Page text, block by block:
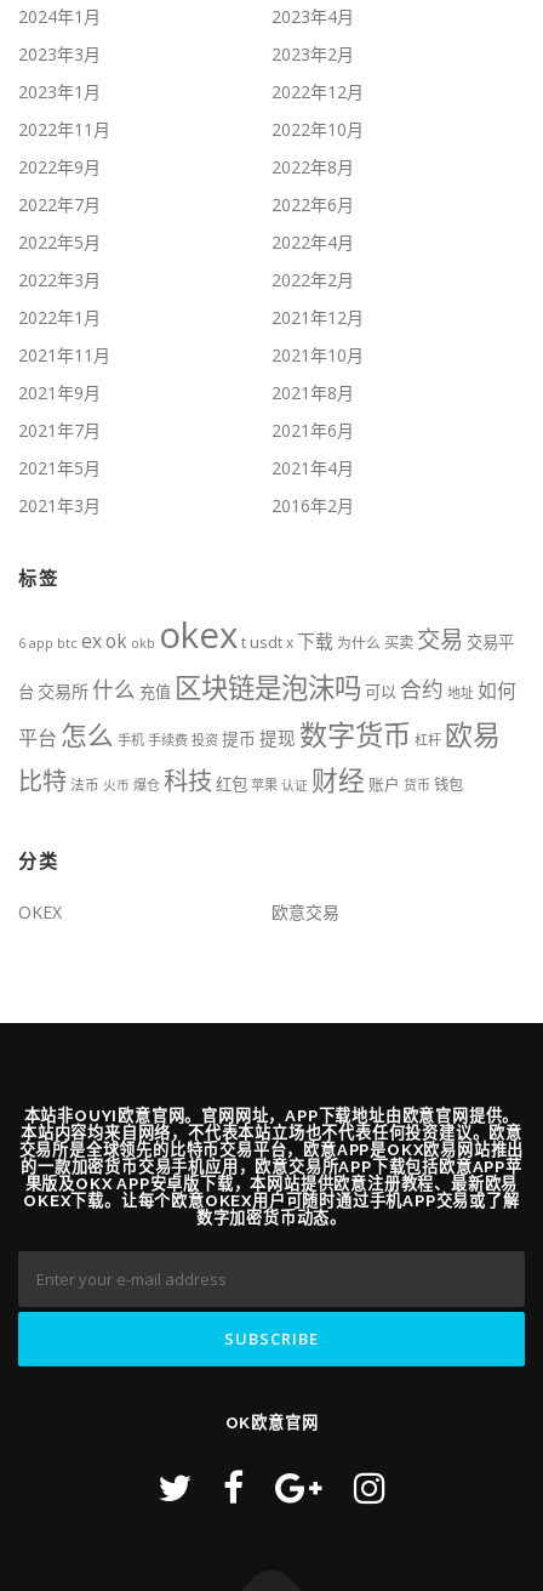
2024年1月
2023年4月
2023年3月
2023年2月
2023年1月
2022年12月
2022年11月
2022年10月
2022年9月
2022年8月
2022年7月
2022年6月
2022年5月
2022年4月
2022年3月
2022年2月
2022年1月
2021年12月
2021年11月
2021年10月
2021年9月
2021年8月
2021年7月
2021年6月
2021年5月
2021年4月
2021年3月
2016年2月
标签
6 app btc exok okb okext usdtx下载 为什么 买卖 交易 交易平
台 交易所 什么 充值 区块链是泡沫吗 可以 合约 地址 如何
平台 怎么 手机 手续费 投资 提币 提现 数字货币 杠杆 欧易
比特法币 火币 爆仓 科技 红包 苹果 认证 财经 账户 货币 钱包
分类
OKEX 欧意交易
本站非OUYI欧意官网。官网网址，APP下载地址由欧意官网提供。
本站内容均来自网络，不代表本站立场也不代表任何投资建议。欧意
交易所是全球领先的比特币交易平台，欧意APP是OKX欧易网站推出
的一款加密货币交易手机应用，欧意交易所APP下载包括欧意APP苹
果版及OKX APP安卓版下载，本网站提供欧意注册教程、最新欧易
OKEX下载。让每个欧意OKEX用户可随时通过手机APP交易或了解
数字加密货币动态。
OK欧意官网